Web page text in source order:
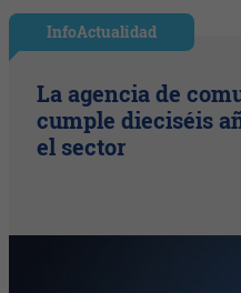
InfoActualidad
La agencia de
cumple dieciséis
el sector